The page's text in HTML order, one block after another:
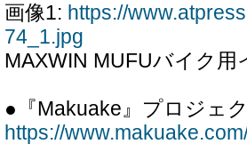
画像1: https://
74_1.jpg
MAXWIN MUFUバイク用
●『Makuake』プロジェ
https://